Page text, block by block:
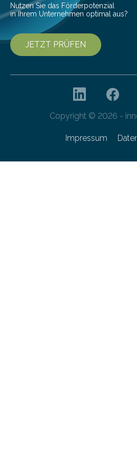
Nutzen Sie das Förderpotenzial
in Ihrem Unternehmen optimal aus?
JETZT PRÜFEN
Copyright © 2026 -
Impressum